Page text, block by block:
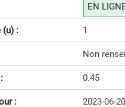
EN
(u) : 1
Non
0.45
: 2023-06-